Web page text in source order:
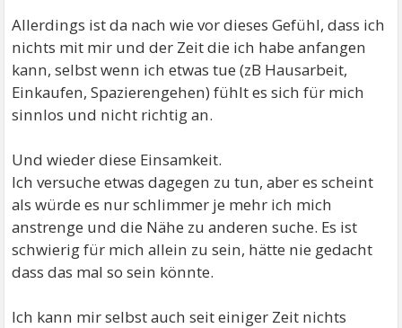
Allerdings ist da nach wie vor dieses Gefühl, dass ich
nichts mit mir und der Zeit die ich habe anfangen
kann, selbst wenn ich etwas tue (zB Hausarbeit,
Einkaufen, Spazierengehen) fühlt es sich für mich
sinnlos und nicht richtig an.
Und wieder diese Einsamkeit.
Ich versuche etwas dagegen zu tun, aber es scheint
als würde es nur schlimmer je mehr ich mich
anstrenge und die Nähe zu anderen suche. Es ist
schwierig für mich allein zu sein, hätte nie gedacht
dass das mal so sein könnte.
Ich kann mir selbst auch seit einiger Zeit nichts